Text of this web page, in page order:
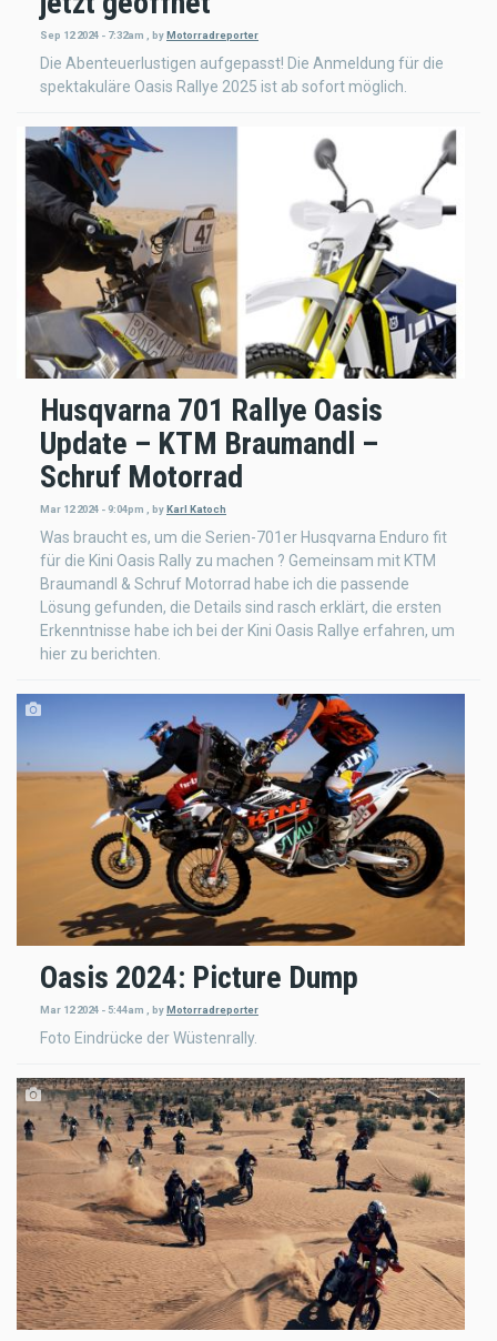
Sep 12 2024 - 7:32am byMotorradreporter
Die Abenteuerlustigen aufgepasst! Die Anmeldung für die
spektakuläre Oasis Rallye 2025 ist ab sofort möglich.
Husqvarna 701 Rallye Oasis
Update – KTM Braumandl –
Schruf Motorrad
Mar 12 2024 - 9:04pm byKarl Katoch
Was braucht es, um die Serien-701er Husqvarna Enduro fit
für die Kini Oasis Rally zu machen ? Gemeinsam mit KTM
Braumandl & Schruf Motorrad habe ich die passende
Lösung gefunden, die Details sind rasch erklärt, die ersten
Erkenntnisse habe ich bei der Kini Oasis Rallye erfahren, um
hier zu berichten.
Oasis 2024: Picture Dump
Mar 12 2024 - 5:44am byMotorradreporter
Foto Eindrücke der Wüstenrally.